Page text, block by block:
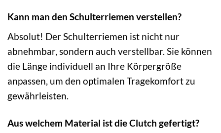
Kann man den Schulterriemen verstellen?
Absolut! Der Schulterriemen ist nicht nur
abnehmbar, sondern auch verstellbar. Sie können
die Länge individuell an Ihre Körpergröße
anpassen, um den optimalen Tragekomfort zu
gewährleisten.
Aus welchem Material ist die Clutch gefertigt?